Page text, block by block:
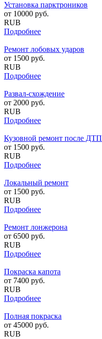
Установка парктроников
от 10000 руб.
RUB
Подробнее
Ремонт лобовых ударов
от 1500 руб.
RUB
Подробнее
Развал-схождение
от 2000 руб.
RUB
Подробнее
Кузовной ремонт после ДТП
от 1500 руб.
RUB
Подробнее
Локальный ремонт
от 1500 руб.
RUB
Подробнее
Ремонт лонжерона
от 6500 руб.
RUB
Подробнее
Покраска капота
от 7400 руб.
RUB
Подробнее
Полная покраска
от 45000 руб.
RUB